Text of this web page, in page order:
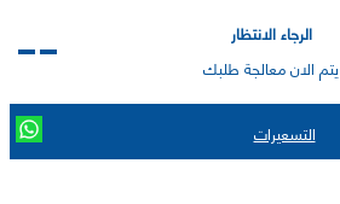
الرجاء الانتظار
يتم الان معالجة طلبك
التسعيرات